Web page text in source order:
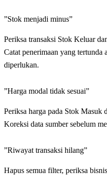
”Stok menjadi minus”
Periksa transaksi Stok Keluar
Catat penerimaan yang
diperlukan.
”Harga modal tidak sesuai”
Periksa harga pada Stok Masuk
Koreksi data sumber sebelum
”Riwayat transaksi hilang”
Hapus semua filter, periksa